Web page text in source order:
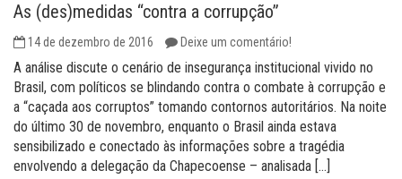
As (des)medidas “contra a corrupção”
14 de dezembro de 2016 Deixe um comentário!
A análise discute o cenário de insegurança institucional vivido no
Brasil, com políticos se blindando contra o combate à corrupção e
a “caçada aos corruptos” tomando contornos autoritários. Na noite
do último 30 de novembro, enquanto o Brasil ainda estava
sensibilizado e conectado às informações sobre a tragédia
envolvendo a delegação da Chapecoense – analisada […]